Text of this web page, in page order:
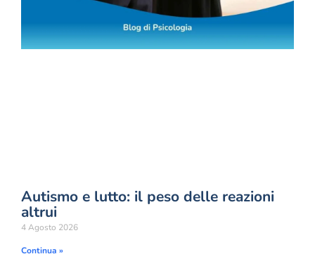
Autismo e lutto: il peso delle reazioni
altrui
4 Agosto 2026
Continua »